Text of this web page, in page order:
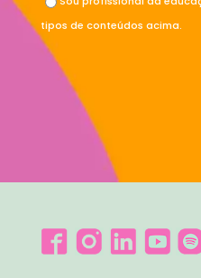
tipos de conteúdos acima.